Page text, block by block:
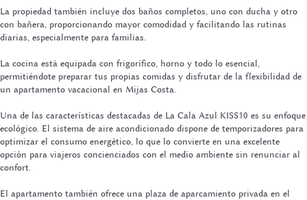
La propiedad también incluye dos baños completos, uno con ducha y otro
con bañera, proporcionando mayor comodidad y facilitando las rutinas
diarias, especialmente para familias.
La cocina está equipada con frigorífico, horno y todo lo esencial,
permitiéndote preparar tus propias comidas y disfrutar de la flexibilidad de
un apartamento vacacional en Mijas Costa.
Una de las características destacadas de La Cala Azul KISS10 es su enfoque
ecológico. El sistema de aire acondicionado dispone de temporizadores para
optimizar el consumo energético, lo que lo convierte en una excelente
opción para viajeros concienciados con el medio ambiente sin renunciar al
confort.
El apartamento también ofrece una plaza de aparcamiento privada en el